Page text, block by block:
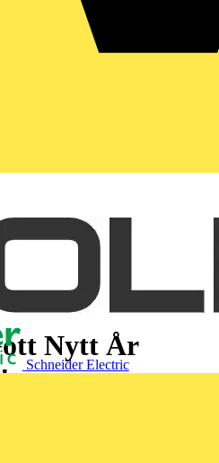
Schneider Electric
Nytt År